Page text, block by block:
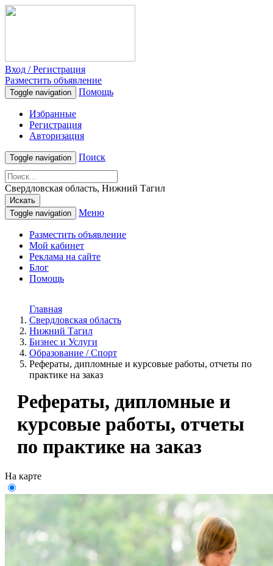
Вход / Регистрация
Разместить объявление
Toggle navigation Помощь
Избранные
Регистрация
Авторизация
Toggle navigation Поиск
Свердловская область, Нижний Тагил
Искать
Toggle navigation
Меню
Разместить объявление
Мой кабинет
Реклама на сайте
Блог
Помощь
Главная
Свердловская область
Нижний Тагил
Бизнес и Услуги
Образование / Спорт
Рефераты, дипломные и курсовые работы, отчеты по
практике на заказ
Рефераты, дипломные и
курсовые работы, отчеты
по практике на заказ
На карте